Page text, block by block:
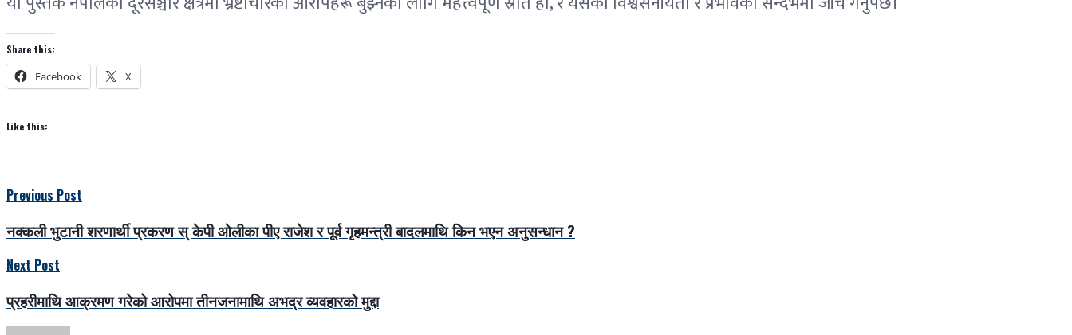
Share this:
Facebook X
Like this:
Previous Post
नक्कली भुटानी शरणार्थी प्रकरण स् केपी ओलीका पीए राजेश र पूर्व गृहमन्त्री बादलमाथि किन भएन अनुसन्धान ?
Next Post
प्रहरीमाथि आक्रमण गरेको आरोपमा तीनजनामाथि अभद्र व्यवहारको मुद्दा